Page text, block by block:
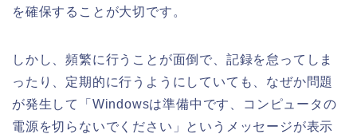
を確保することが大切です。
しかし、頻繁に行うことが面倒で、記録を怠ってしま
ったり、定期的に行うようにしていても、なぜか問題
が発生して「Windowsは準備中です、コンピュータの
電源を切らないでください」というメッセージが表示